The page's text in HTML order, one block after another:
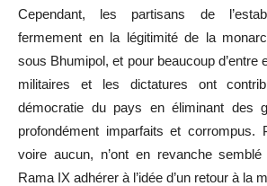
Cependant, les partisans de
fermement en la légitimité de la
sous Bhumipol, et pour beaucoup d’entre
militaires et les dictatures ont
démocratie du pays en éliminant des
profondément imparfaits et corrompus.
voire aucun, n’ont en revanche
Rama IX adhérer à l’idée d’un retour à la